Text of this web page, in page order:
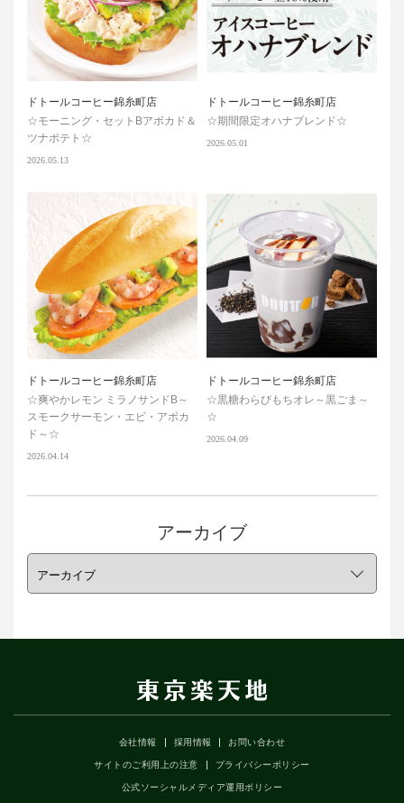
ドトールコーヒー錦糸町店
☆モーニング・セットBアボカド＆
ツナポテト☆
2026.05.13
ドトールコーヒー錦糸町店
☆期間限定オハナブレンド☆
2026.05.01
ドトールコーヒー錦糸町店
☆爽やかレモン ミラノサンドB～
スモークサーモン・エビ・アボカ
ド～☆
2026.04.14
ドトールコーヒー錦糸町店
☆黒糖わらびもちオレ～黒ごま～
☆
2026.04.09
アーカイブ
会社情報 採用情報 お問い合わせ
サイトのご利用上の注意 プライバシーポリシー
公式ソーシャルメディア運用ポリシー